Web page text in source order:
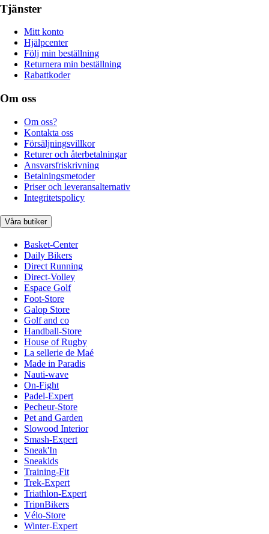
Tjänster
Mitt konto
Hjälpcenter
Följ min beställning
Returnera min beställning
Rabattkoder
Om oss
Om oss?
Kontakta oss
Försäljningsvillkor
Returer och återbetalningar
Ansvarsfriskrivning
Betalningsmetoder
Priser och leveransalternativ
Integritetspolicy
Våra butiker
Basket-Center
Daily Bikers
Direct Running
Direct-Volley
Espace Golf
Foot-Store
Galop Store
Golf and co
Handball-Store
House of Rugby
La sellerie de Maé
Made in Paradis
Nauti-wave
On-Fight
Padel-Expert
Pecheur-Store
Pet and Garden
Slowood Interior
Smash-Expert
Sneak'In
Sneakids
Training-Fit
Trek-Expert
Triathlon-Expert
TripnBikers
Vélo-Store
Winter-Expert